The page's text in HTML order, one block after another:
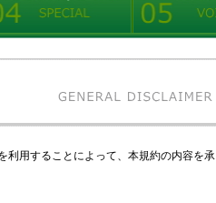
利用することによって、本規約の内容を承